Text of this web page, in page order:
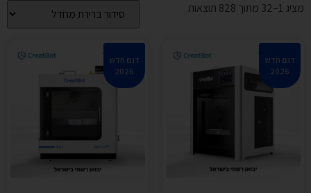
מציג 1–32 מתוך 828 תוצאות
דגם חדש
2026
דגם חדש
2026